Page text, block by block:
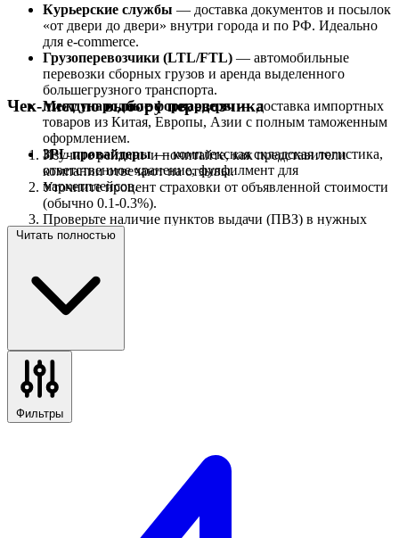
Курьерские службы — доставка документов и посылок
«от двери до двери» внутри города и по РФ. Идеально
для e-commerce.
Грузоперевозчики (LTL/FTL) — автомобильные
перевозки сборных грузов и аренда выделенного
большегрузного транспорта.
Международные форвардеры— доставка импортных
товаров из Китая, Европы, Азии с полным таможенным
оформлением.
3PL провайдеры— комплексная складская логистика,
ответственное хранение, фулфилмент для
маркетплейсов.
Чек-лист по выбору перевозчика
Изучите рейтинг и почитайте, как представители
компании отвечают на отзывы.
Уточните процент страховки от объявленной стоимости
(обычно 0.1-0.3%).
Проверьте наличие пунктов выдачи (ПВЗ) в нужных
вам населенных пунктах.
Читать полностью
Фильтры